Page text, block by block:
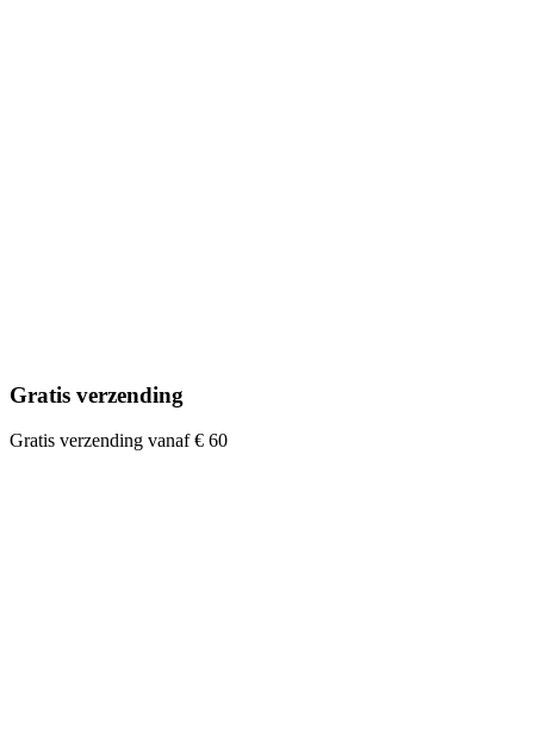
Gratis verzending
Gratis verzending vanaf € 60